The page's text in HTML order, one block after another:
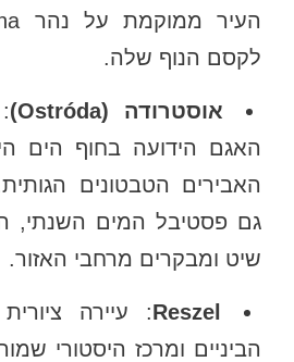
לקסם הנוף שלה.
אוסטרודה (Ostróda)
:
האגם הידועה בחוף הים
האבירים הטבטונים
גם פסטיבל המים השנתי,
שיט ומבקרים מרחבי האזור.
Reszel: עיירה
הביניים ומרכז היסטורי